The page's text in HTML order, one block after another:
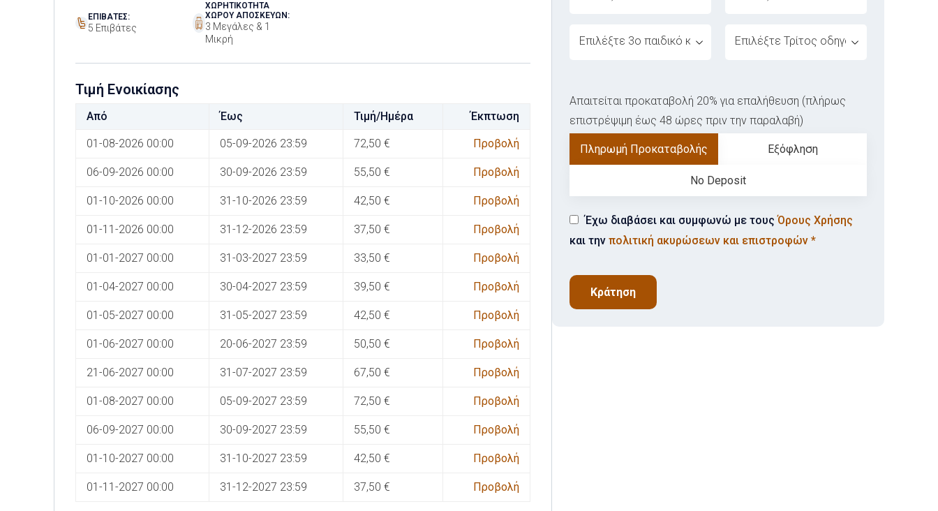
ΕΠΙΒΆΤΕΣ:
5 Επιβάτες
ΧΩΡΗΤΙΚΌΤΗΤΑ
ΧΏΡΟΥ ΑΠΟΣΚΕΥΏΝ:
3 Μεγάλες & 1
Μικρή
Τιμή Ενοικίασης
Από Έως Τιμή/Ημέρα Έκπτωση
01-08-2026 00:00 05-09-2026 23:59 72,50 € Προβολή
06-09-2026 00:00 30-09-2026 23:59 55,50 € Προβολή
01-10-2026 00:00 31-10-2026 23:59 42,50 € Προβολή
01-11-2026 00:00 31-12-2026 23:59 37,50 € Προβολή
01-01-2027 00:00 31-03-2027 23:59 33,50 € Προβολή
01-04-2027 00:00 30-04-2027 23:59 39,50 € Προβολή
01-05-2027 00:00 31-05-2027 23:59 42,50 € Προβολή
01-06-2027 00:00 20-06-2027 23:59 50,50 € Προβολή
21-06-2027 00:00 31-07-2027 23:59 67,50 € Προβολή
01-08-2027 00:00 05-09-2027 23:59 72,50 € Προβολή
06-09-2027 00:00 30-09-2027 23:59 55,50 € Προβολή
01-10-2027 00:00 31-10-2027 23:59 42,50 € Προβολή
01-11-2027 00:00 31-12-2027 23:59 37,50 € Προβολή
ovabrw service[] ovabrw service[]
Απαιτείται προκαταβολή 20% για επαλήθευση (πλήρως
επιστρέψιμη έως 48 ώρες πριν την παραλαβή)
Εξόφληση
Πληρωμή Προκαταβολής
No Deposit
Έχω διαβάσει και συμφωνώ με τουςΌρους Χρήσης
και την πολιτική ακυρώσεων και επιστροφών *
Κράτηση